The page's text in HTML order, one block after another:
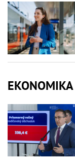
EKONOMIKA